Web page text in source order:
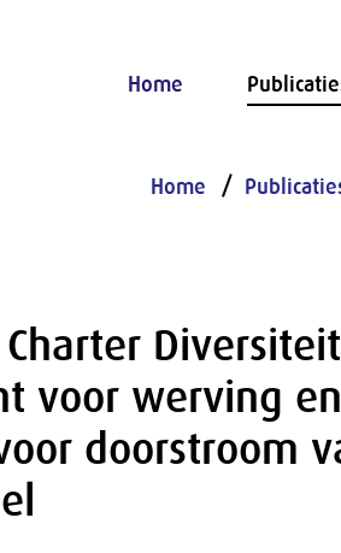
Home
Home
voor werving
doorstroom